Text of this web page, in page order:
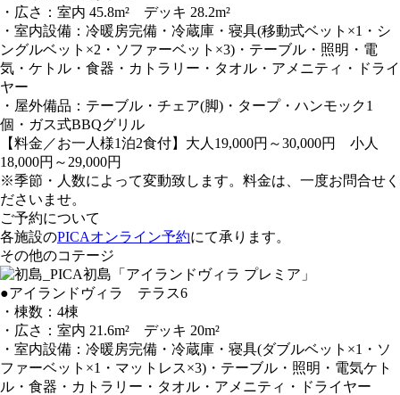
・広さ：室内 45.8m² デッキ 28.2m²
・室内設備：冷暖房完備・冷蔵庫・寝具(移動式ベット×1・シ
ングルベット×2・ソファーベット×3)・テーブル・照明・電
気・ケトル・食器・カトラリー・タオル・アメニティ・ドライ
ヤー
・屋外備品：テーブル・チェア(脚)・タープ・ハンモック1
個・ガス式BBQグリル
【料金／お一人様1泊2食付】大人19,000円～30,000円 小人
18,000円～29,000円
※季節・人数によって変動致します。料金は、一度お問合せく
ださいませ。
ご予約について
各施設のPICAオンライン予約にて承ります。
その他のコテージ
●アイランドヴィラ テラス6
・棟数：4棟
・広さ：室内 21.6m² デッキ 20m²
・室内設備：冷暖房完備・冷蔵庫・寝具(ダブルベット×1・ソ
ファーベット×1・マットレス×3)・テーブル・照明・電気ケト
ル・食器・カトラリー・タオル・アメニティ・ドライヤー